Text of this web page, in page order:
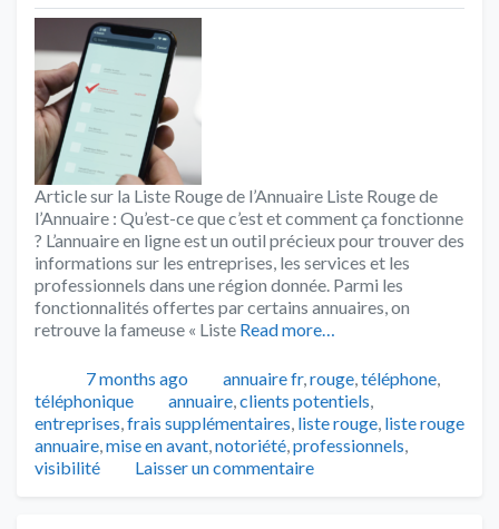
Article sur la Liste Rouge de l’Annuaire Liste Rouge de
l’Annuaire : Qu’est-ce que c’est et comment ça fonctionne
? L’annuaire en ligne est un outil précieux pour trouver des
informations sur les entreprises, les services et les
professionnels dans une région donnée. Parmi les
fonctionnalités offertes par certains annuaires, on
retrouve la fameuse « Liste Read more…
Publié7 months ago Catégories
annuaire fr,rouge,téléphone,
téléphonique
Tags
annuaire,clients potentiels,
entreprises,frais supplémentaires, liste rouge, liste rouge
annuaire,mise en avant,notoriété,professionnels,
visibilité
Laisser un commentaire